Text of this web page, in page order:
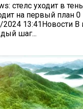
стелс уходит в
на первый план 0
13:41Новости В
шаг...